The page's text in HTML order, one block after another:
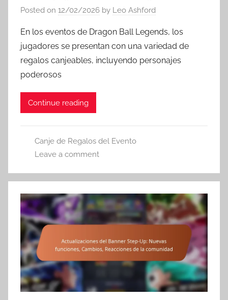
Posted on 12/02/2026 by Leo Ashford
En los eventos de Dragon Ball Legends, los
jugadores se presentan con una variedad de
regalos canjeables, incluyendo personajes
poderosos
Continue reading
Canje de Regalos del Evento
Leave a comment